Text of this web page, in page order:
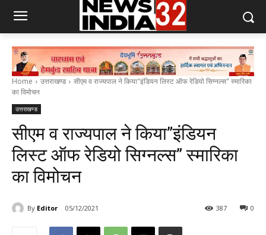
Home उत्तराखण्ड
सीएम व राज्यपाल ने किया"इंडियन लिस्ट ऑफ रेडियो सिग्नल्स" स्मारिका
का विमोचन
उत्तराखण्ड
सीएम व राज्यपाल ने किया”इंडियन
लिस्ट ऑफ रेडियो सिग्नल्स” स्मारिका
का विमोचन
By Editor 05/12/2021 0
387